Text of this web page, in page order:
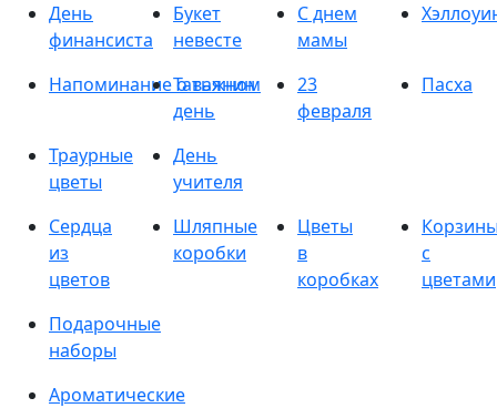
День
финансиста
Букет
невесте
С днем
мамы
Напоминание о важном
Татьянин
день
23
февраля
Пасха
Траурные
цветы
День
учителя
Сердца
из
цветов
Шляпные
коробки
Цветы
в
коробках
с
цветами
Подарочные
наборы
Ароматические